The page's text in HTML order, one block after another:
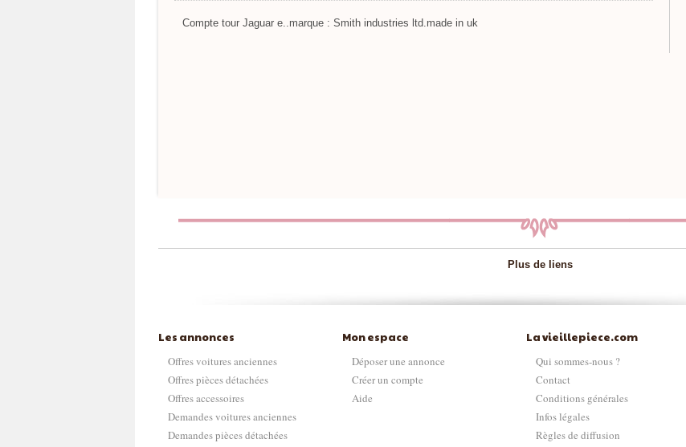
Compte tour Jaguar e..marque : Smith industries ltd.made in uk
Plus de liens
Les annonces
Offres voitures anciennes
Offres pièces détachées
Offres accessoires
Demandes voitures anciennes
Demandes pièces détachées
Mon espace
Déposer une annonce
Créer un compte
Aide
La vieillepiece.com
Qui sommes-nous ?
Contact
Conditions générales
Infos légales
Règles de diffusion